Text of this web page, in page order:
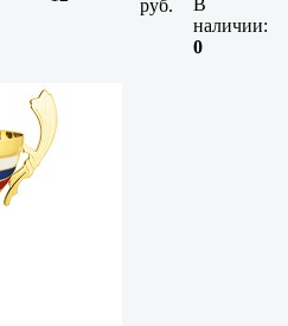
руб.
В
наличии:
0